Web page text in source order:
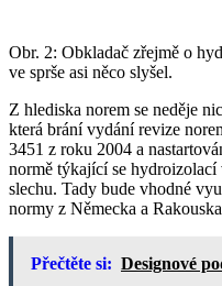
Obr. 2: Obkladač zřejmě o
ve sprše asi něco slyšel.
Z hlediska norem se neděje
která brání vydání revize
3451 z roku 2004 a
normě týkající se
slechu. Tady bude vhodné
normy z Německa a
Přečtěte si: Designové